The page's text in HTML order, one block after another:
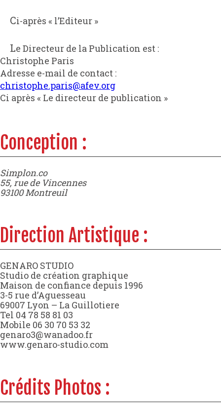
Ci-après « l’Editeur »
Le Directeur de la Publication est :
Christophe Paris
Adresse e-mail de contact :
christophe.paris@afev.org
Ci après « Le directeur de publication »
Conception :
Simplon.co
55, rue de Vincennes
Direction Artistique :
GENARO STUDIO
Studio de création graphique
Maison de confiance depuis 1996
3-5 rue d’Aguesseau
69007 Lyon – La Guillotiere
Tel 04 78 58 81 03
Mobile 06 30 70 53 32
genaro3@wanadoo.fr
www.genaro-studio.com
Crédits Photos :